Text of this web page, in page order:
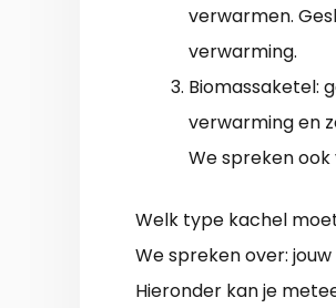
verwarmen.
verwarming.
Biomassaketel:
verwarming en
We spreken
Welk type kachel
We spreken over:
Hieronder kan je